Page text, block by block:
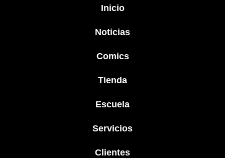
Inicio
Noticias
Comics
Tienda
Escuela
Servicios
Clientes